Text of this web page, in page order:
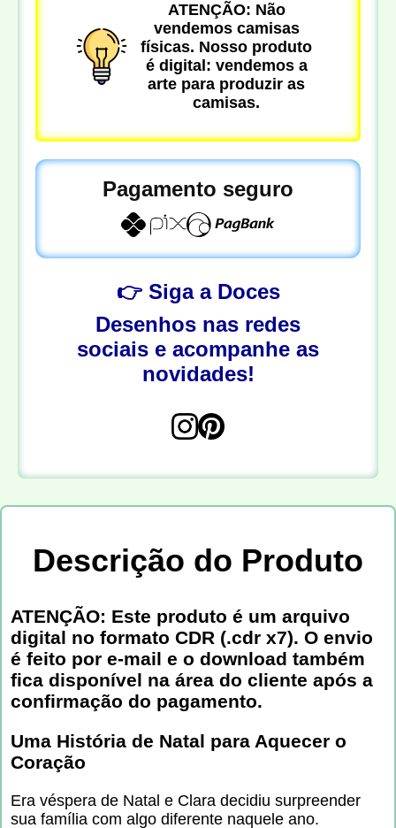
ATENÇÃO: Não
vendemos camisas
físicas. Nosso produto
é digital: vendemos a
arte para produzir as
camisas.
Pagamento seguro
👉 Siga a Doces
Desenhos nas redes
sociais e acompanhe as
novidades!
Descrição do Produto
ATENÇÃO: Este produto é um arquivo
digital no formato CDR (.cdr x7). O envio
é feito por e-mail e o download também
fica disponível na área do cliente após a
confirmação do pagamento.
Uma História de Natal para Aquecer o
Coração
Era véspera de Natal e Clara decidiu surpreender
sua família com algo diferente naquele ano.